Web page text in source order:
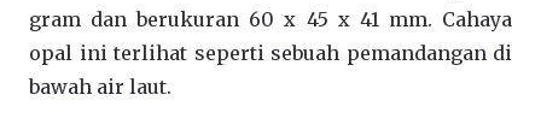
gram dan berukuran 60 x 45 x 41 mm. Cahaya
opal ini terlihat seperti sebuah pemandangan di
bawah air laut.